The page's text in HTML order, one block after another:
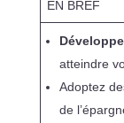
EN BREF
atteindre
Adoptez
de